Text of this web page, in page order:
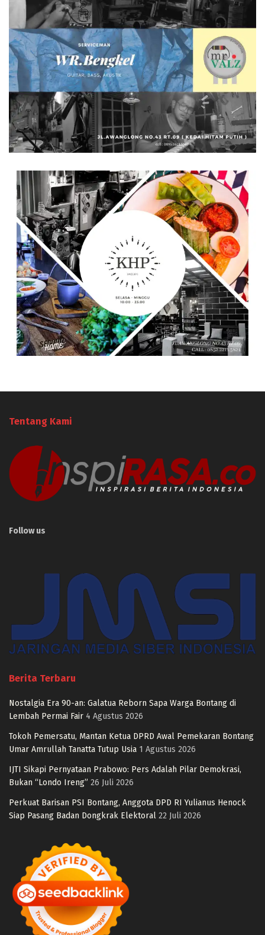
Tentang Kami
Follow us
Berita Terbaru
Nostalgia Era 90-an: Galatua Reborn Sapa Warga Bontang di
Lembah Permai Fair 4 Agustus 2026
Tokoh Pemersatu, Mantan Ketua DPRD Awal Pemekaran Bontang
Umar Amrullah Tanatta Tutup Usia 1 Agustus 2026
IJTI Sikapi Pernyataan Prabowo: Pers Adalah Pilar Demokrasi,
Bukan “Londo Ireng” 26 Juli 2026
Perkuat Barisan PSI Bontang, Anggota DPD RI Yulianus Henock
Siap Pasang Badan Dongkrak Elektoral 22 Juli 2026